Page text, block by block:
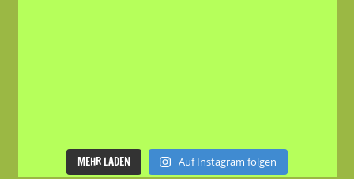
MEHR LADEN Auf Instagram folgen